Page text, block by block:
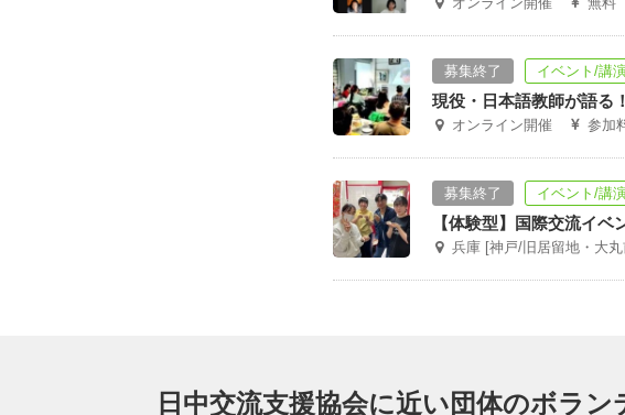
募集終了 イベント/講
現役・日本語教師が語る
オンライン開催 参加
募集終了 イベント/講
【体験型】国際交流イ
兵庫 [神戸/旧居留地・大
日中交流支援協会に近い団体のボラ